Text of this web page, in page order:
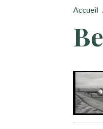
Accueil